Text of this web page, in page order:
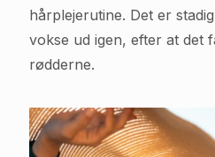
hårplejerutine. Det er
vokse ud igen, efter at det
rødderne.